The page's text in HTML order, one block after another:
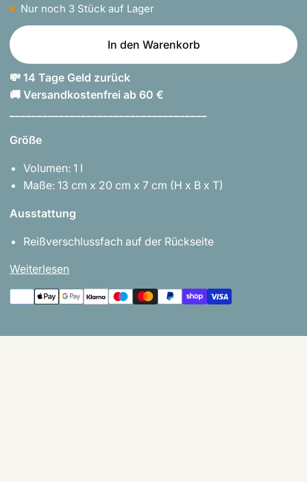
Nur noch 3 Stück auf Lager
In den Warenkorb
💸 14 Tage Geld zurück
🚚 Versandkostenfrei ab 60 €
Größe
Volumen: 1 l
Maße: 13 cm x 20 cm x 7 cm (H x B x T)
Ausstattung
Reißverschlussfach auf der Rückseite
Weiterlesen